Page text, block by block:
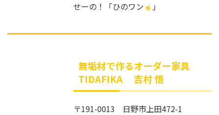
せーの！「ひのワン
」
無垢材で作るオーダー家具
TIDAFIKA 吉村 悟
〒191-0013 日野市上田472-1